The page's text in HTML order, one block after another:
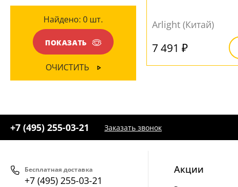
Ваш регион:Москва
+7 (800) 775-63-32 - бесплатно по России
+7 (495) 255-03-21 - бесплатная доставка
Arlight (Китай)
7 491 ₽
Белый(2)
Желтый(2)
Черный(4)
Найдено: 0 шт.
ПОКАЗАТЬ
ОЧИСТИТЬ
+7 (495) 255-03-21 Заказать звонок
Бесплатная доставка
+7 (495) 255-03-21
Акции